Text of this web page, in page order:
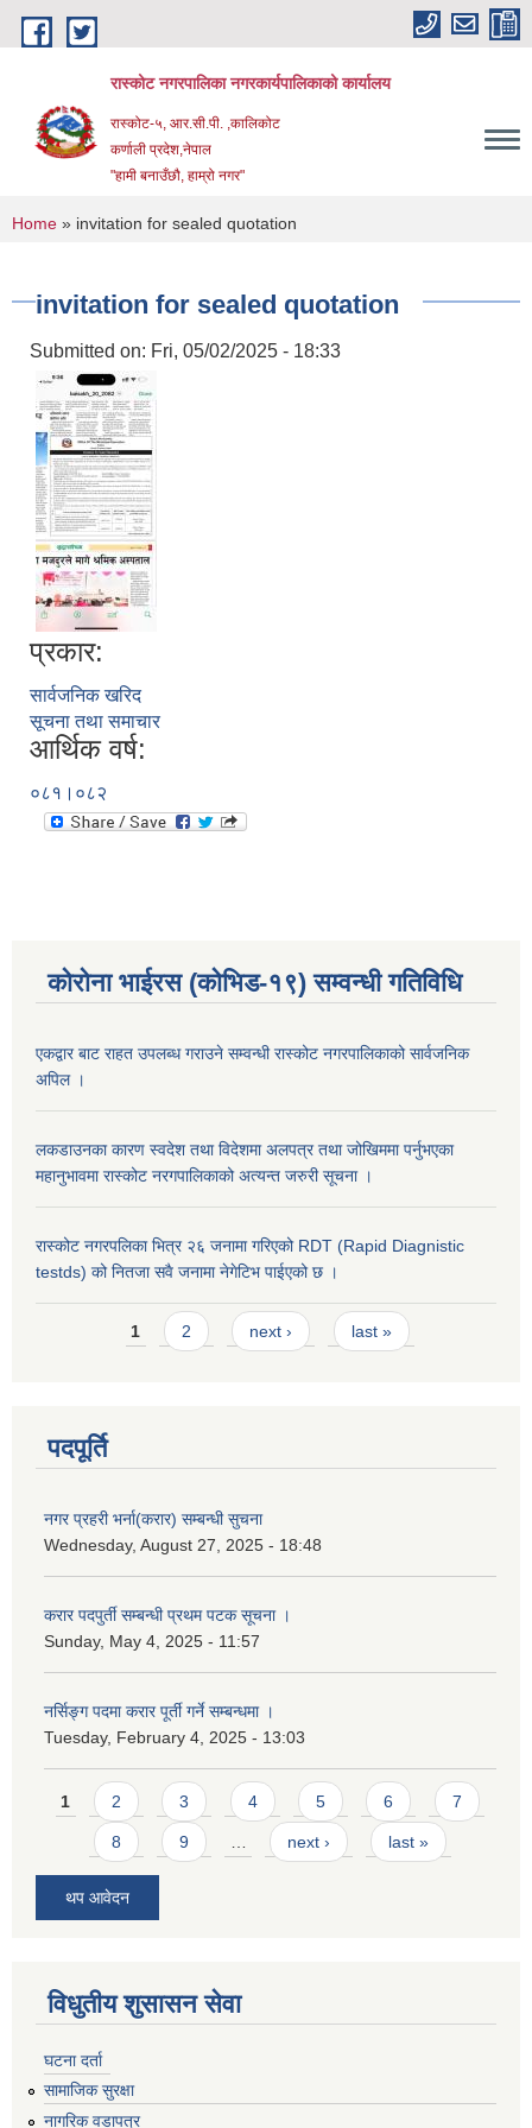
Skip to main content
रास्कोट नगरपालिका नगरकार्यपालिकाको कार्यालय
रास्कोट-५, आर.सी.पी. ,कालिकोट
कर्णाली प्रदेश,नेपाल
"हामी बनाउँछौ, हाम्रो नगर"
You are here
Home » invitation for sealed quotation
invitation for sealed quotation
Submitted on: Fri, 05/02/2025 - 18:33
प्रकार:
सार्वजनिक खरिद
सूचना तथा समाचार
आर्थिक वर्ष:
०८१।०८२
कोरोना भाईरस (कोभिड-१९) सम्वन्धी गतिविधि
एकद्वार बाट राहत उपलब्ध गराउने सम्वन्धी रास्कोट नगरपालिकाको सार्वजनिक
अपिल ।
लकडाउनका कारण स्वदेश तथा विदेशमा अलपत्र तथा जोखिममा पर्नुभएका
महानुभावमा रास्कोट नरगपालिकाको अत्यन्त जरुरी सूचना ।
रास्कोट नगरपलिका भित्र २६ जनामा गरिएको RDT (Rapid Diagnistic
testds) को नितजा सवै जनामा नेगेटिभ पाईएको छ ।
Pages1 2 next › last »
पदपूर्ति
नगर प्रहरी भर्ना(करार) सम्बन्धी सुचना
Wednesday, August 27, 2025 - 18:48
करार पदपुर्ती सम्बन्धी प्रथम पटक सूचना ।
Sunday, May 4, 2025 - 11:57
नर्सिङ्ग पदमा करार पूर्ती गर्ने सम्बन्धमा ।
Tuesday, February 4, 2025 - 13:03
Pages
1 2 3 4 5 6 7
8 9 … next › last »
थप आवेदन
विधुतीय शुसासन सेवा
घटना दर्ता
सामाजिक सुरक्षा
नागरिक वडापत्र